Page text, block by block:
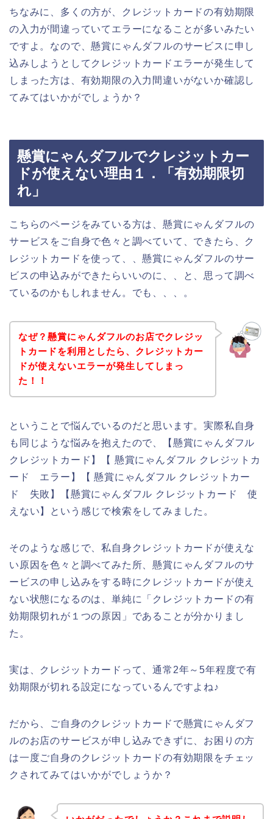
ちなみに、多くの方が、クレジットカードの有効期限
の入力が間違っていてエラーになることが多いみたい
ですよ。なので、懸賞にゃんダフルのサービスに申し
込みしようとしてクレジットカードエラーが発生して
しまった方は、有効期限の入力間違いがないか確認し
てみてはいかがでしょうか？
懸賞にゃんダフルでクレジットカー
ドが使えない理由１．「有効期限切
れ」
こちらのページをみている方は、懸賞にゃんダフルの
サービスをご自身で色々と調べていて、できたら、ク
レジットカードを使って、、懸賞にゃんダフルのサー
ビスの申込みができたらいいのに、、と、思って調べ
ているのかもしれません。でも、、、。
なぜ？懸賞にゃんダフルのお店でクレジッ
トカードを利用としたら、クレジットカー
ドが使えないエラーが発生してしまっ
た！！
ということで悩んでいるのだと思います。実際私自身
も同じような悩みを抱えたので、【懸賞にゃんダフル
クレジットカード】【 懸賞にゃんダフル クレジットカ
ード エラー】【 懸賞にゃんダフル クレジットカー
ド 失敗】【懸賞にゃんダフル クレジットカード 使
えない】という感じで検索をしてみました。
そのような感じで、私自身クレジットカードが使えな
い原因を色々と調べてみた所、懸賞にゃんダフルのサ
ービスの申し込みをする時にクレジットカードが使え
ない状態になるのは、単純に「クレジットカードの有
効期限切れが１つの原因」であることが分かりまし
た。
実は、クレジットカードって、通常2年～5年程度で有
効期限が切れる設定になっているんですよね♪
だから、ご自身のクレジットカードで懸賞にゃんダフ
ルのお店のサービスが申し込みできずに、お困りの方
は一度ご自身のクレジットカードの有効期限をチェッ
クされてみてはいかがでしょうか？